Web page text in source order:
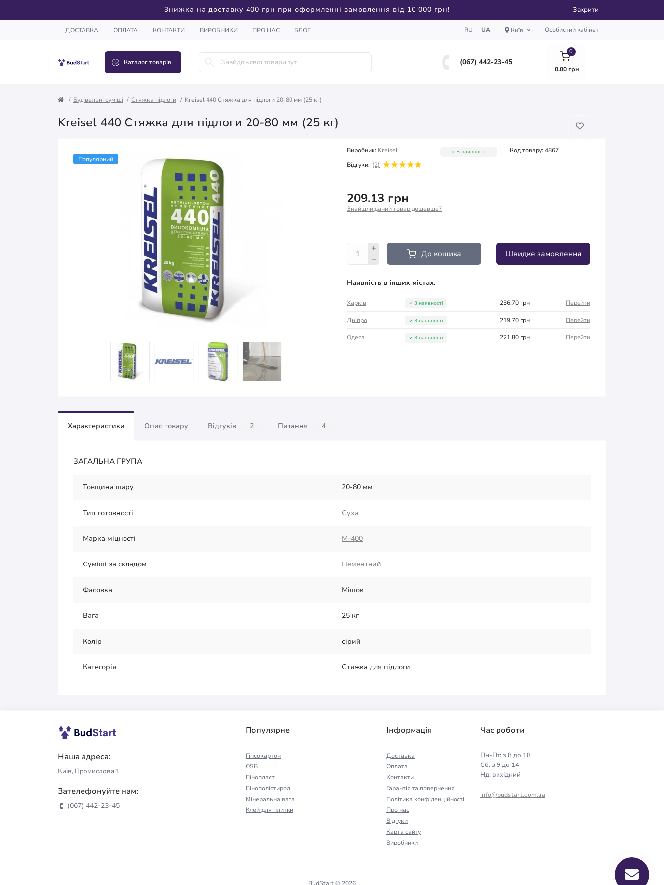
Знижка на доставку 400 грн при оформленні замовлення від 10 000 грн! Закрити
ДОСТАВКА ОПЛАТА КОНТАКТИ ВИРОБНИКИ ПРО НАС БЛОГ RU UA Київ Особистий кабінет
Каталог товарів (067) 442-23-45
0
0.00 грн
Будівельні суміші Стяжка підлоги Kreisel 440 Стяжка для підлоги 20-80 мм (25 кг)
Kreisel 440 Стяжка для підлоги 20-80 мм (25 кг)
Популярний
Виробник: Kreisel Код товару: 4867
Відгуки: (2)
В наявності
209.13 грн
Знайшли даний товар дешевше?
До кошика Швидке замовлення
Наявність в інших містах:
Харків В наявності 236.70 грн Перейти
Дніпро В наявності 219.70 грн Перейти
Одеса В наявності 221.80 грн Перейти
Характеристики Опис товару Відгуків 2 Питання 4
ЗАГАЛЬНА ГРУПА
Товщина шару 20-80 мм
Тип готовності Суха
Марка міцності М-400
Суміші за складом Цементний
Фасовка Мішок
Вага 25 кг
Колір сірий
Категорія Стяжка для підлоги
Наша адреса:
Київ, Промислова 1
Зателефонуйте нам:
(067) 442-23-45
Популярне
Гіпсокартон
OSB
Пінопласт
Пінополістирол
Мінеральна вата
Клей для плитки
Інформація
Доставка
Оплата
Контакти
Гарантія та повернення
Політика конфіденційності
Про нас
Відгуки
Карта сайту
Виробники
Час роботи
Пн-Пт: з 8 до 18
Сб: з 9 до 14
Нд: вихідний
info@budstart.com.ua
BudStart © 2026